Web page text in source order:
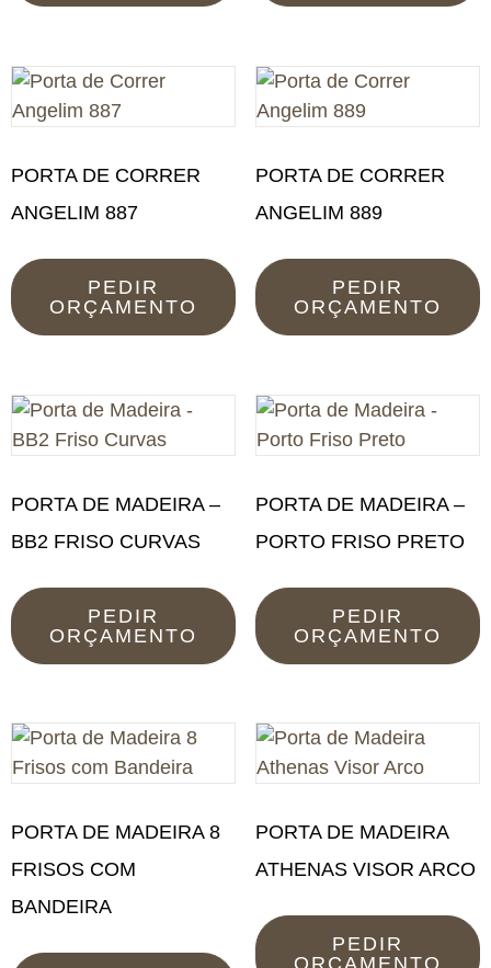
PORTA DE CORRER
ANGELIM 887
PEDIR
ORÇAMENTO
PORTA DE CORRER
ANGELIM 889
PEDIR
ORÇAMENTO
PORTA DE MADEIRA –
BB2 FRISO CURVAS
PEDIR
ORÇAMENTO
PORTA DE MADEIRA –
PORTO FRISO PRETO
PEDIR
ORÇAMENTO
PORTA DE MADEIRA 8
FRISOS COM
BANDEIRA
PORTA DE MADEIRA
ATHENAS VISOR ARCO
PEDIR